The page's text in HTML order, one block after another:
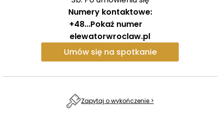
różnych grup mieszkańców.Na terenie osiedla
liczne udogodnienia,
komfort życia. Znajdą się tu przestronne
zabawy dla dzieci,orazwybieg dla psów.Dla tych,
którzy cenią spokój i relaks,na dachu budynku A
Szacunek dla historii – architektura z duszą
Numery kontaktowe:
+48...Pokaż numer
elewatorwroclaw.pl
Umów się na spotkanie
Zapytaj o wykończenie >